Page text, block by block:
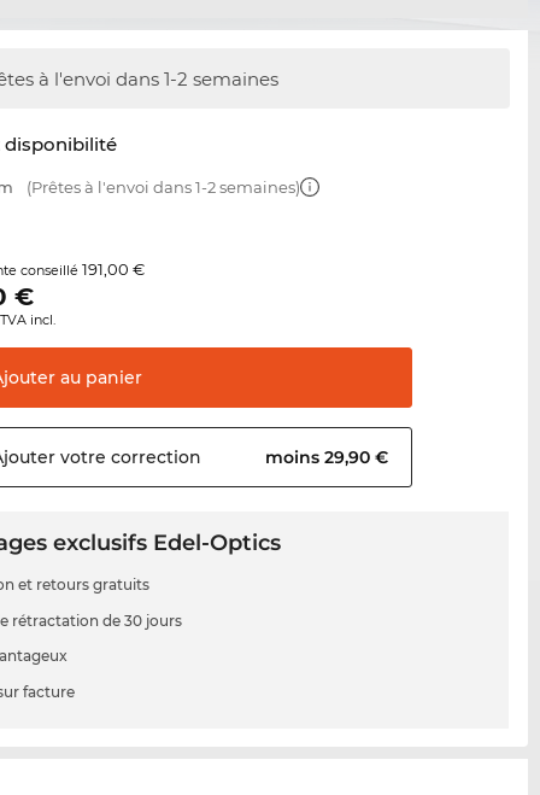
à l'envoi dans 1-2 semaines
disponibilité
(Prêtes à l'envoi dans 1-2 semaines)
conseillé191,00 €
€
incl.
au panier
votre correction moins 29,90 €
exclusifs Edel-Optics
et retours gratuits
rétractation de 30 jours
facture